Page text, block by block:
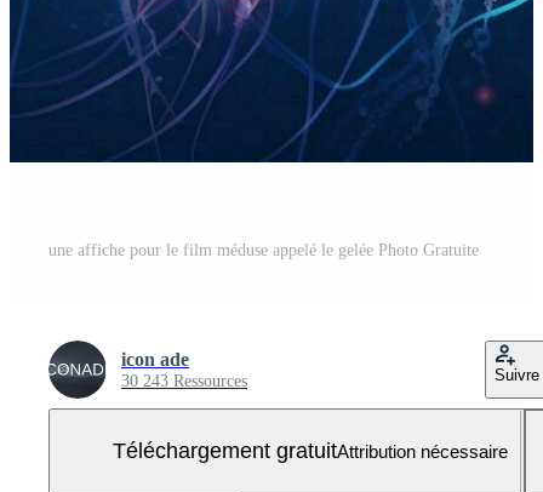
une affiche pour le film méduse appelé le gelée Photo Gratuite
icon ade
30 243 Ressources Suivre
Téléchargement gratuitAttribution nécessaire